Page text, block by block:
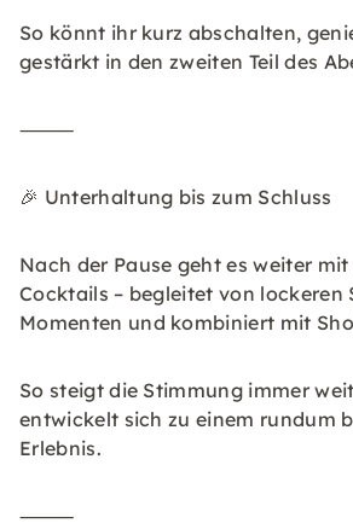
So könnt ihr kurz abschalten,
gestärkt in den zweiten Teil des
⸻
🎉 Unterhaltung bis zum Schluss
Nach der Pause geht es weiter
Cocktails – begleitet von lockeren
Momenten und kombiniert mit
So steigt die Stimmung immer
entwickelt sich zu einem rundum
Erlebnis.
⸻